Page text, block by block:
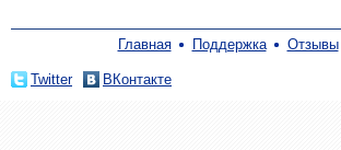
Главная Поддержка Отзывы
Twitter ВКонтакте